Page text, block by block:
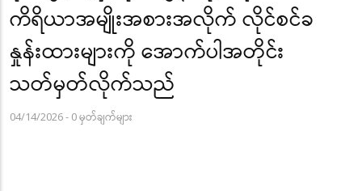
ကိရိယာအမျိုးအစားအလိုက် လိုင်စင်ခ
နှုန်းထားများကို အောက်ပါအတိုင်း
သတ်မှတ်လိုက်သည်
04/14/2026- 0 မှတ်ချက်များ